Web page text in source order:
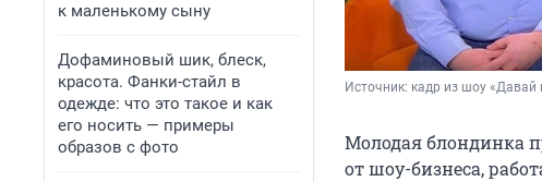
к маленькому сыну
Дофаминовый шик, блеск,
красота. Фанки-стайл в
одежде: что это такое и как
его носить — примеры
образов с фото
Источник: кадр из шоу «Давай
Молодая блондинка
от шоу-бизнеса,